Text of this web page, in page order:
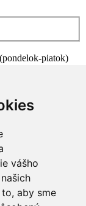
vášho
aby sme
piatok)